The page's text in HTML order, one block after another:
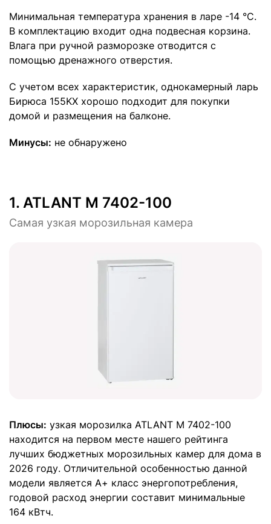
Минимальная температура хранения в ларе -14 °С.
В комплектацию входит одна подвесная корзина.
Влага при ручной разморозке отводится с
помощью дренажного отверстия.
С учетом всех характеристик, однокамерный ларь
Бирюса 155KX хорошо подходит для покупки
домой и размещения на балконе.
Минусы: не обнаружено
1. ATLANT М 7402-100
Самая узкая морозильная камера
Плюсы: узкая морозилка ATLANT М 7402-100
находится на первом месте нашего рейтинга
лучших бюджетных морозильных камер для дома в
2026 году. Отличительной особенностью данной
модели является А+ класс энергопотребления,
годовой расход энергии составит минимальные
164 кВтч.